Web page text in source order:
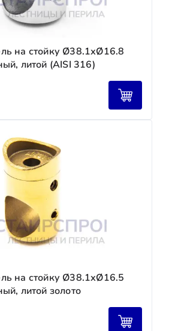
на стойку Ø38.1хØ16.8
литой (AISI 316)
на стойку Ø38.1хØ16.5
литой золото